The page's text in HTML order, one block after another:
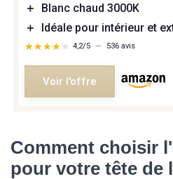
＋
Blanc chaud 3000K
＋
Idéale pour intérieur et
★★★★★
★★★★★ 4,2/5 — 536 avis
Voir l'offre
Comment choisir
pour votre tête de